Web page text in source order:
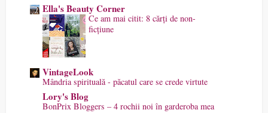
Ella's Beauty Corner
Ce am mai citit: 8 cărți de non-
ficțiune
VintageLook
Mândria spirituală - păcatul care se crede virtute
Lory's Blog
BonPrix Bloggers – 4 rochii noi în garderoba mea